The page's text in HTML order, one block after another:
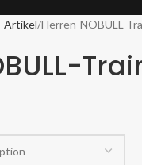
Artikel Herren-NOBULL-